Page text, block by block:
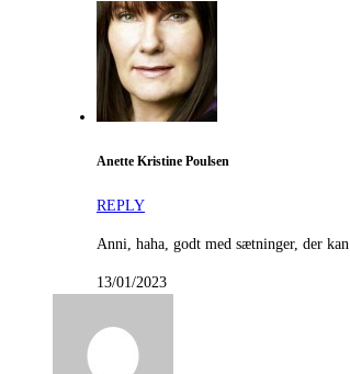
Anette Kristine Poulsen
REPLY
Anni, haha, godt med sætninger, der
13/01/2023